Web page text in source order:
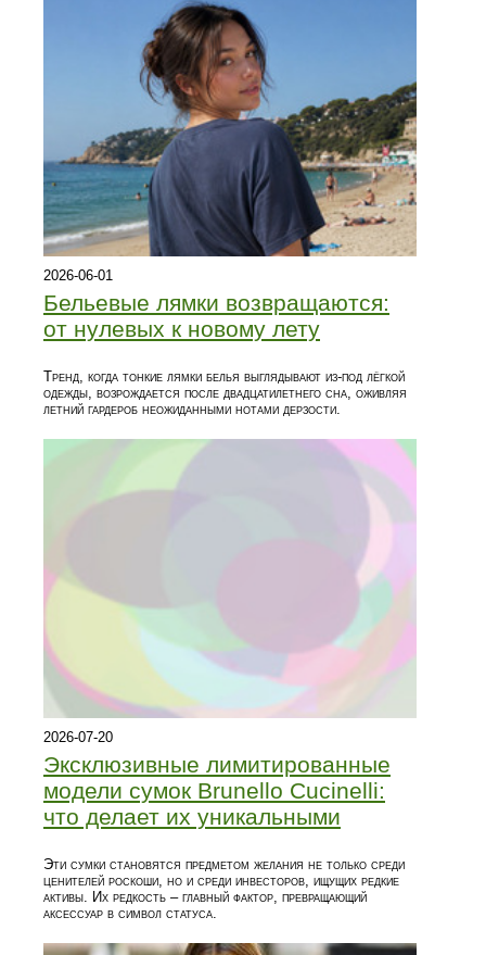
2026-06-01
Бельевые лямки возвращаются:
от нулевых к новому лету
Тренд, когда тонкие лямки белья выглядывают из‑под лёгкой
одежды, возрождается после двадцатилетнего сна, оживляя
летний гардероб неожиданными нотами дерзости.
2026-07-20
Эксклюзивные лимитированные
модели сумок Brunello Cucinelli:
что делает их уникальными
Эти сумки становятся предметом желания не только среди
ценителей роскоши, но и среди инвесторов, ищущих редкие
активы. Их редкость – главный фактор, превращающий
аксессуар в символ статуса.